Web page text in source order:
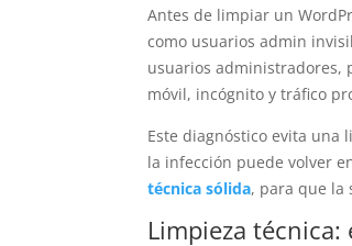
Antes de limpiar un
como usuarios admin
usuarios administradores,
móvil, incógnito y tráfico
Este diagnóstico evita una
la infección puede volver
técnica sólida, para que la
Limpieza técnica: